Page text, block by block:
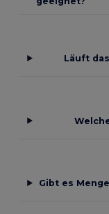
Läuft
Gibt es